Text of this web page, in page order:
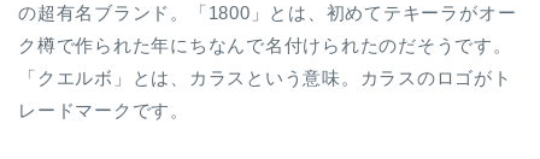
の超有名ブランド。「1800」とは、初めてテキーラがオー
ク樽で作られた年にちなんで名付けられたのだそうです。
「クエルボ」とは、カラスという意味。カラスのロゴがト
レードマークです。